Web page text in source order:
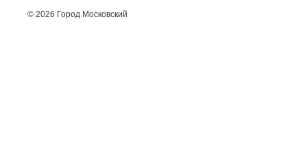
© 2026 Город Московский